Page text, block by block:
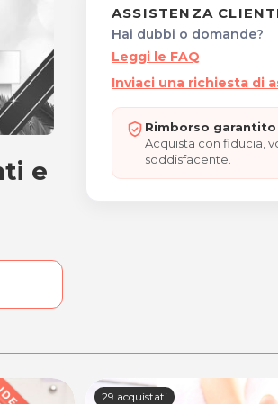
e
e
ASSISTENZA
Hai dubbi o domande?
Leggi le FAQ
Inviaci una richiesta di
Rimborso
Acquista con fiducia,
soddisfacente.
29 acquistati